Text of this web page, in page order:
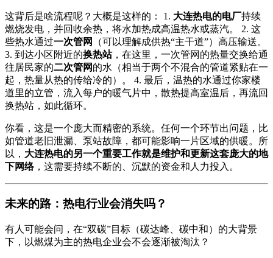
这背后是啥流程呢？大概是这样的： 1. 大连热电的电厂持续
燃烧发电，并回收余热，将水加热成高温热水或蒸汽。 2. 这
些热水通过一次管网
（可以理解成供热“主干道”）高压输送。
3. 到达小区附近的换热站，在这里，一次管网的热量交换给通
往居民家的二次管网的水（相当于两个不混合的管道紧贴在一
起，热量从热的传给冷的）。 4. 最后，温热的水通过你家楼
道里的立管，流入每户的暖气片中，散热提高室温后，再流回
换热站，如此循环。
你看，这是一个庞大而精密的系统。任何一个环节出问题，比
如管道老旧泄漏、泵站故障，都可能影响一片区域的供暖。所
以， 大连热电的另一个重要工作就是维护和更新这套庞大的地
下网络，这需要持续不断的、沉默的资金和人力投入。
未来的路：热电行业会消失吗？
有人可能会问，在“双碳”目标（碳达峰、碳中和）的大背景
下，以燃煤为主的热电企业会不会逐渐被淘汰？